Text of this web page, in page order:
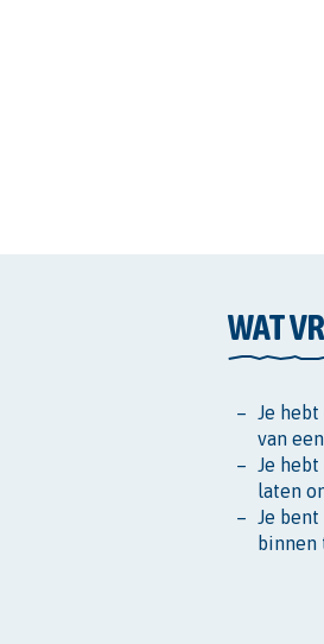
WAT
Je
van
Je
laten
Je
binnen